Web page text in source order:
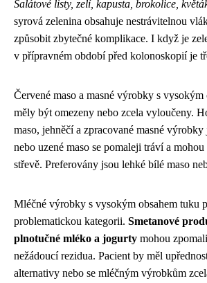
Salátové listy, zelí, kapusta, brokolice,
syrová zelenina obsahuje nestrávitelnou
způsobit zbytečné komplikace. I když je
v přípravném období před kolonoskopií je
Červené maso a masné výrobky s
měly být omezeny nebo zcela vyloučeny.
maso, jehněčí a zpracované masné
nebo uzené maso se pomaleji tráví a
střevě. Preferovány jsou lehké bílé maso
Mléčné výrobky s vysokým obsahem tuku
problematickou kategorii. Smetanové
plnotučné mléko a jogurty mohou
nežádoucí rezidua. Pacient by měl
alternativy nebo se mléčným výrobkům